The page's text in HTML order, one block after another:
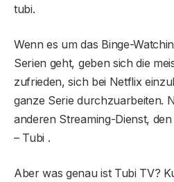
tubi.
Wenn es um das Binge-
Serien geht, geben sich die
zufrieden, sich bei Netflix
ganze Serie durchzuarbeiten.
anderen Streaming-Dienst,
– Tubi .
Aber was genau ist Tubi TV?